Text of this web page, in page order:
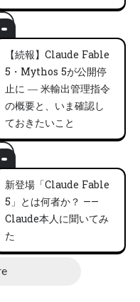
【続報】Claude Fable
5・Mythos 5が公開停
止に ― 米輸出管理指令
の概要と、いま確認し
ておきたいこと
新登場「Claude Fable
5」とは何者か？ ——
Claude本人に聞いてみ
た